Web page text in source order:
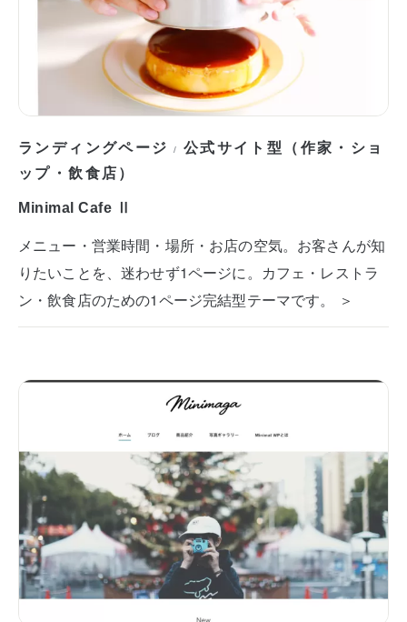
ランディングページ / 公式サイト型（作家・ショ
ップ・飲食店）
Minimal Cafe Ⅱ
メニュー・営業時間・場所・お店の空気。お客さんが知
りたいことを、迷わせず1ページに。カフェ・レストラ
ン・飲食店のための1ページ完結型テーマです。 ＞